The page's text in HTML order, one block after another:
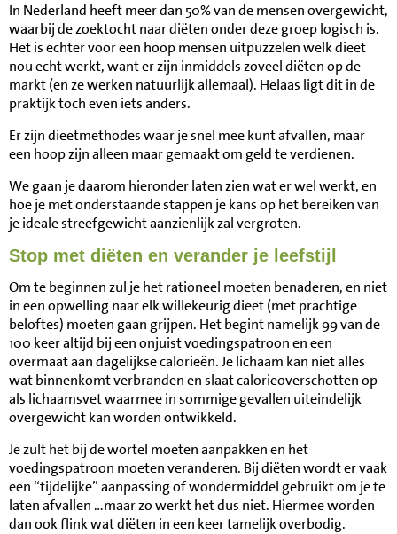
In Nederland heeft meer dan 50% van de mensen overgewicht,
waarbij de zoektocht naar diëten onder deze groep logisch is.
Het is echter voor een hoop mensen uitpuzzelen welk dieet
nou echt werkt, want er zijn inmiddels zoveel diëten op de
markt (en ze werken natuurlijk allemaal). Helaas ligt dit in de
praktijk toch even iets anders.
Er zijn dieetmethodes waar je snel mee kunt afvallen, maar
een hoop zijn alleen maar gemaakt om geld te verdienen.
We gaan je daarom hieronder laten zien wat er wel werkt, en
hoe je met onderstaande stappen je kans op het bereiken van
je ideale streefgewicht aanzienlijk zal vergroten.
Stop met diëten en verander je leefstijl
Om te beginnen zul je het rationeel moeten benaderen, en niet
in een opwelling naar elk willekeurig dieet (met prachtige
beloftes) moeten gaan grijpen. Het begint namelijk 99 van de
100 keer altijd bij een onjuist voedingspatroon en een
overmaat aan dagelijkse calorieën. Je lichaam kan niet alles
wat binnenkomt verbranden en slaat calorieoverschotten op
als lichaamsvet waarmee in sommige gevallen uiteindelijk
overgewicht kan worden ontwikkeld.
Je zult het bij de wortel moeten aanpakken en het
voedingspatroon moeten veranderen. Bij diëten wordt er vaak
een “tijdelijke” aanpassing of wondermiddel gebruikt om je te
laten afvallen …maar zo werkt het dus niet. Hiermee worden
dan ook flink wat diëten in een keer tamelijk overbodig.